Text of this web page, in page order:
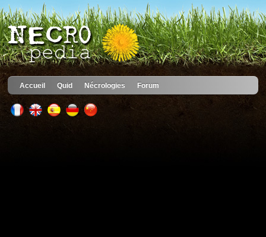
Accueil Quid Nécrologies Forum